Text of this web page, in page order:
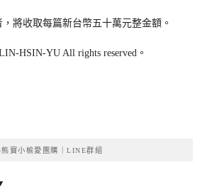
將收取每篇新台幣五十萬元整金額。
HSIN-YU All rights reserved。
熊寶小榆愛團購｜LINE群組